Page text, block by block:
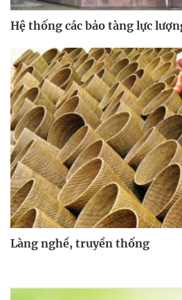
Hệ thống các bảo tàng lực
Làng nghề, truyền thống